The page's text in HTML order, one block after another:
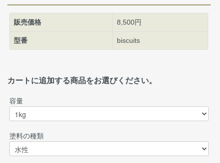
販売価格 8,500円
型番 biscuits
カートに追加する商品をお選びください。
容量
塗料の種類